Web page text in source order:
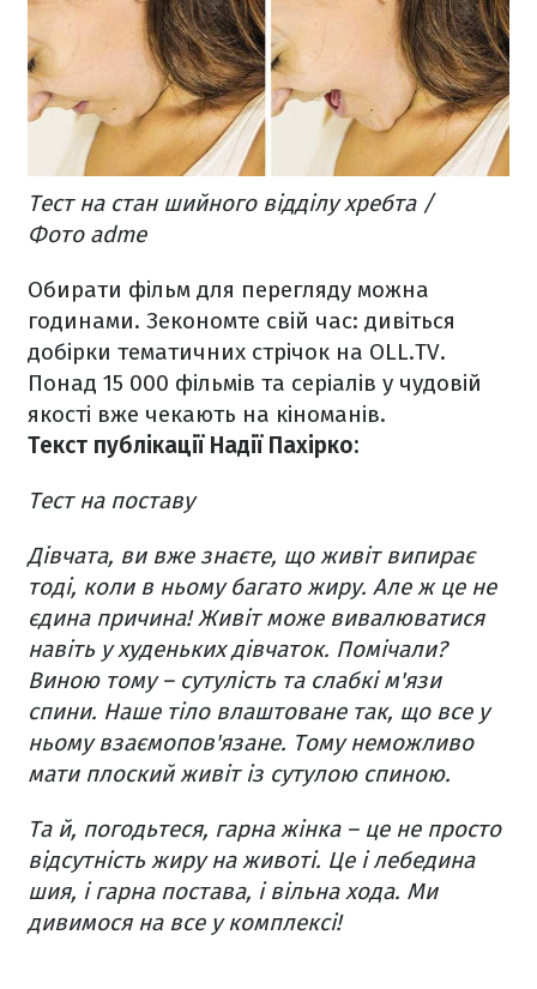
Тест на стан шийного відділу хребта /
Фото adme
Обирати фільм для перегляду можна
годинами. Зекономте свій час: дивіться
добірки тематичних стрічок на OLL.TV.
Понад 15 000 фільмів та серіалів у чудовій
якості вже чекають на кіноманів.
Текст публікації Надії Пахірко:
Тест на поставу
Дівчата, ви вже знаєте, що живіт випирає
тоді, коли в ньому багато жиру. Але ж це не
єдина причина! Живіт може вивалюватися
навіть у худеньких дівчаток. Помічали?
Виною тому – сутулість та слабкі м'язи
спини. Наше тіло влаштоване так, що все у
ньому взаємопов'язане. Тому неможливо
мати плоский живіт із сутулою спиною.
Та й, погодьтеся, гарна жінка – це не просто
відсутність жиру на животі. Це і лебедина
шия, і гарна постава, і вільна хода. Ми
дивимося на все у комплексі!